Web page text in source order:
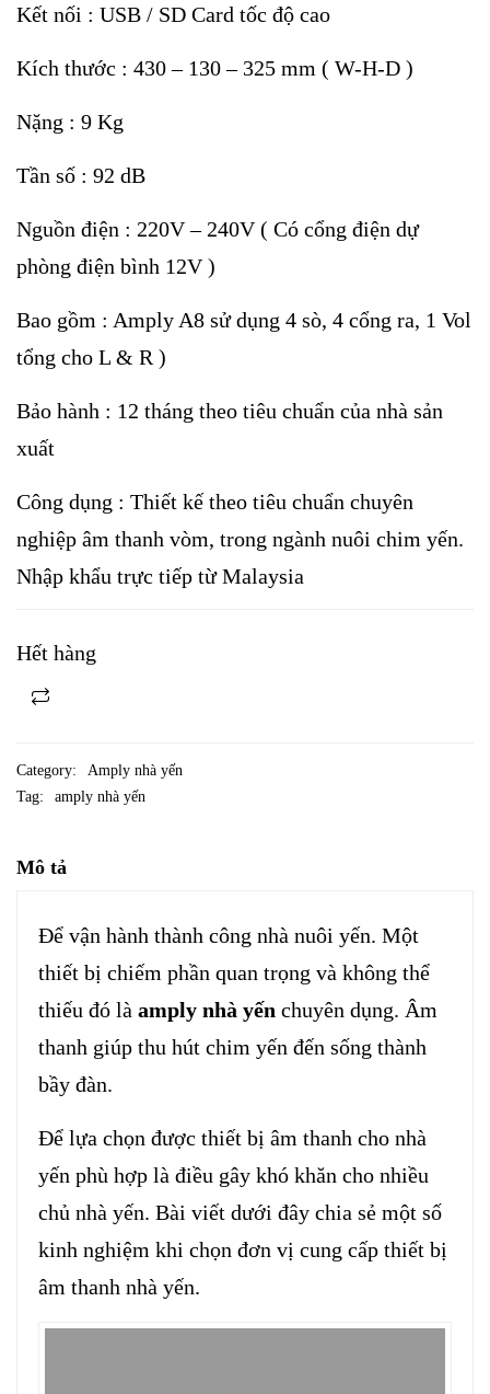
Kết nối : USB / SD Card tốc độ cao
Kích thước : 430 – 130 – 325 mm ( W-H-D )
Nặng : 9 Kg
Tần số : 92 dB
Nguồn điện : 220V – 240V ( Có cổng điện dự
phòng điện bình 12V )
Bao gồm : Amply A8 sử dụng 4 sò, 4 cổng ra, 1 Vol
tổng cho L & R )
Bảo hành : 12 tháng theo tiêu chuẩn của nhà sản
xuất
Công dụng : Thiết kế theo tiêu chuẩn chuyên
nghiệp âm thanh vòm, trong ngành nuôi chim yến.
Nhập khẩu trực tiếp từ Malaysia
Hết hàng
Category:
Amply nhà yến
Tag:
amply nhà yến
Mô tả
Để vận hành thành công nhà nuôi yến. Một
thiết bị chiếm phần quan trọng và không thể
thiếu đó là amply nhà yến chuyên dụng. Âm
thanh giúp thu hút chim yến đến sống thành
bầy đàn.
Để lựa chọn được thiết bị âm thanh cho nhà
yến phù hợp là điều gây khó khăn cho nhiều
chủ nhà yến. Bài viết dưới đây chia sẻ một số
kinh nghiệm khi chọn đơn vị cung cấp thiết bị
âm thanh nhà yến.